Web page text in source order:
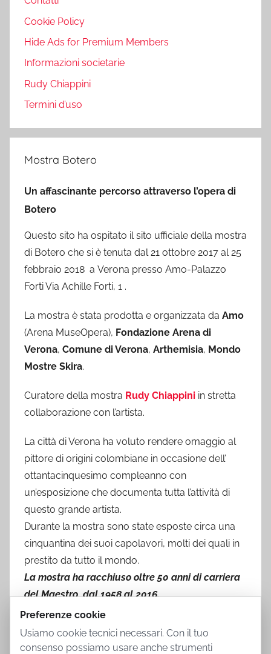
Cookie Policy
Hide Ads for Premium Members
Informazioni societarie
Rudy Chiappini
Termini d’uso
Mostra Botero
Un affascinante percorso attraverso l’opera di
Botero
Questo sito ha ospitato il sito ufficiale della mostra
di Botero che si è tenuta dal 21 ottobre 2017 al 25
febbraio 2018 a Verona presso Amo-Palazzo
Forti Via Achille Forti, 1 .
La mostra è stata prodotta e organizzata da Amo
(Arena MuseOpera), Fondazione Arena di
Verona, Comune di Verona, Arthemisia, Mondo
Mostre Skira.
Curatore della mostra Rudy Chiappini in stretta
collaborazione con l’artista.
La città di Verona ha voluto rendere omaggio al
pittore di origini colombiane in occasione dell’
ottantacinquesimo compleanno con
un’esposizione che documenta tutta l’attività di
questo grande artista.
Durante la mostra sono state esposte circa una
cinquantina dei suoi capolavori, molti dei quali in
prestito da tutto il mondo.
La mostra ha racchiuso oltre 50 anni di carriera
del Maestro, dal 1958 al 2016.
Preferenze cookie
Usiamo cookie tecnici necessari. Con il tuo
consenso possiamo usare anche strumenti